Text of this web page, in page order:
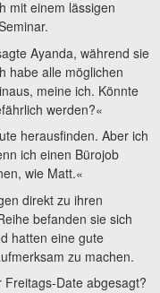
mit einem lässigen
Ayanda, während sie
habe alle möglichen
meine ich. Könnte
werden?«
herausfinden. Aber ich
ich einen Bürojob
wie Matt.«
direkt zu ihren
befanden sie sich
hatten eine gute
zu machen.
Date abgesagt?